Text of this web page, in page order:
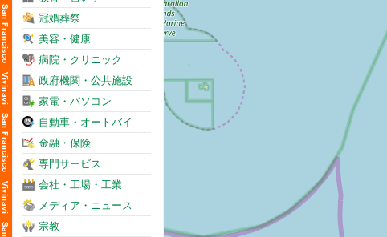
冠婚葬祭
美容・健康
病院・クリニック
政府機関・公共施設
家電・パソコン
自動車・オートバイ
金融・保険
専門サービス
会社・工場・工業
メディア・ニュース
宗教